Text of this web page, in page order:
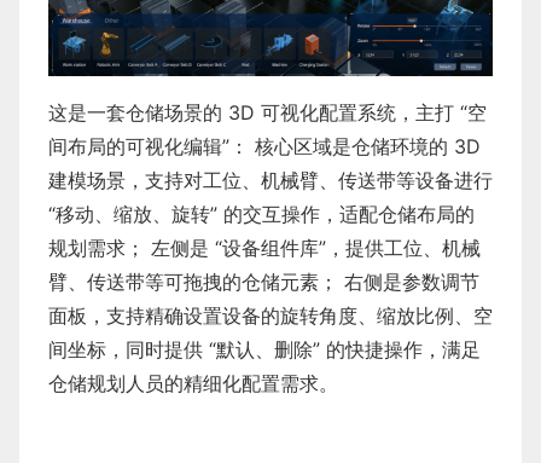
这是一套仓储场景的 3D 可视化配置系统，主打 “空
间布局的可视化编辑”： 核心区域是仓储环境的 3D
建模场景，支持对工位、机械臂、传送带等设备进行
“移动、缩放、旋转” 的交互操作，适配仓储布局的
规划需求； 左侧是 “设备组件库”，提供工位、机械
臂、传送带等可拖拽的仓储元素； 右侧是参数调节
面板，支持精确设置设备的旋转角度、缩放比例、空
间坐标，同时提供 “默认、删除” 的快捷操作，满足
仓储规划人员的精细化配置需求。